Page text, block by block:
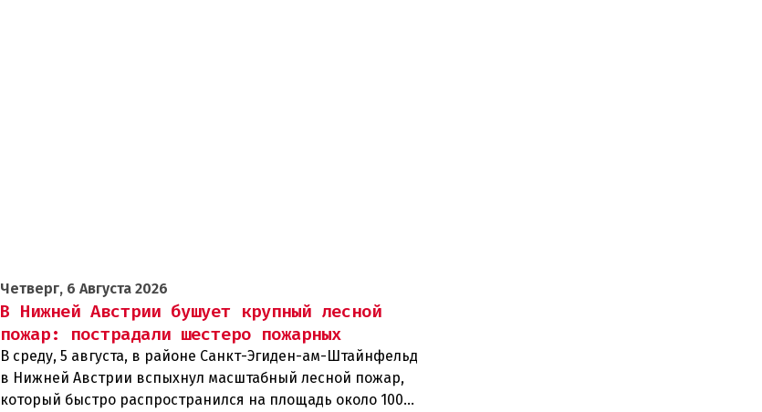
Четверг, 6 Августа 2026
В Нижней Австрии бушует крупный лесной
пожар: пострадали шестеро пожарных
В среду, 5 августа, в районе Санкт-Эгиден-ам-Штайнфельд
в Нижней Австрии вспыхнул масштабный лесной пожар,
который быстро распространился на площадь около 100